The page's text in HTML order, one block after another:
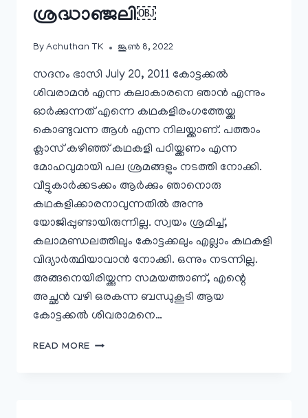
ശ്രദ്ധാഞ്ജലി￼
By Achuthan TK ജൂൺ 8, 2022
സദനം ഭാസി July 20, 2011 കോട്ടക്കല്‍
ശിവരാമന്‍ എന്ന കലാകാരനെ ഞാന്‍ എന്നും
ഓര്‍ക്കുന്നത് എന്നെ കഥകളിരംഗത്തേയ്ക്കു
കൊണ്ടുവന്ന ആള്‍ എന്ന നിലയ്ക്കാണ്. പത്താം
ക്ലാസ് കഴിഞ്ഞ് കഥകളി പഠിയ്ക്കണം എന്ന
മോഹവുമായി പല ശ്രമങ്ങളും നടത്തി നോക്കി.
വീട്ടുകാര്‍ക്കടക്കം ആര്‍ക്കും ഞാനൊരു
കഥകളിക്കാരനാവുന്നതില്‍ അന്നു
യോജിപ്പുണ്ടായിരുന്നില്ല. സ്വയം ശ്രമിച്ച്,
കലാമണ്ഡലത്തിലും കോട്ടക്കലും എല്ലാം കഥകളി
വിദ്യാര്‍ത്ഥിയാവാന്‍ നോക്കി. ഒന്നും നടന്നില്ല.
അങ്ങനെയിരിയ്ക്കുന്ന സമയത്താണ്, എന്റെ
അച്ഛന്‍ വഴി ഒരകന്ന ബന്ധുകൂടി ആയ
കോട്ടക്കല്‍ ശിവരാമനെ…
READ MORE കോട്ടക്കല്‍